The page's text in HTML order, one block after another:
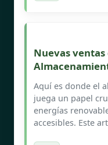
Nuevas
Aquí es donde el
juega un papel
energías
accesibles. Este